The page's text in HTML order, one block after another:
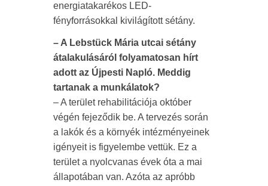
energiatakarékos LED-
fényforrásokkal kivilágított sétány.
– A Lebstück Mária utcai sétány
átalakulásáról folyamatosan hírt
adott az Újpesti Napló. Meddig
tartanak a munkálatok?
– A terület rehabilitációja október
végén fejeződik be. A tervezés során
a lakók és a környék intézményeinek
igényeit is figyelembe vettük. Ez a
terület a nyolcvanas évek óta a mai
állapotában van. Azóta az apróbb